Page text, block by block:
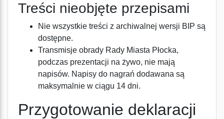
Treści nieobjęte przepisami
Nie wszystkie treści z archiwalnej wersji BIP są
dostępne.
Transmisje obrady Rady Miasta Płocka,
podczas prezentacji na żywo, nie mają
napisów. Napisy do nagrań dodawana są
maksymalnie w ciągu 14 dni.
Przygotowanie deklaracji